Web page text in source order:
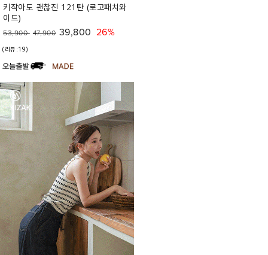
키작아도 괜찮진 121탄 (로고패치와
이드)
53,900 47,900 39,800 26%
(리뷰:19)